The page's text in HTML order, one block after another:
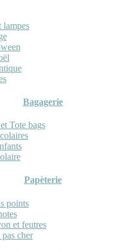
lampes
Bagagerie
Tote bags
Papèterie
points
et feutres
cher